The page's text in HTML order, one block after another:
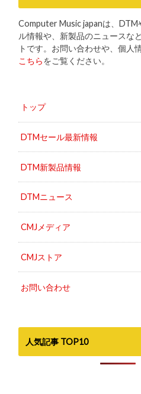
Computer Music japanは、DTM
ル情報や、新製品のニュースな
トです。お問い合わせや、個人
こちらをご覧ください。
トップ
DTMセール最新情報
DTM新製品情報
DTMニュース
CMJメディア
CMJストア
お問い合わせ
人気記事 TOP10